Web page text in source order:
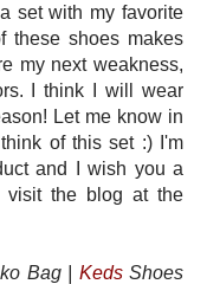
set with my favorite
these shoes makes
my next weakness,
I think I will wear
Let me know in
of this set :) I'm
and I wish you a
visit the blog at the
Bag | KedsShoes